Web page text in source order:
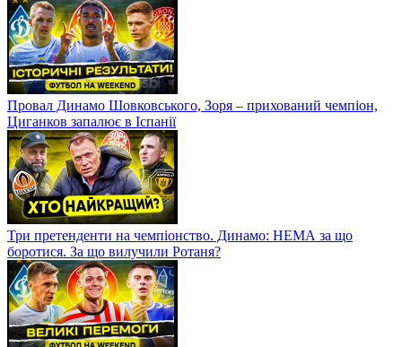
Провал Динамо Шовковського, Зоря – прихований чемпіон,
Циганков запалює в Іспанії
Три претенденти на чемпіонство. Динамо: НЕМА за що
боротися. За що вилучили Ротаня?